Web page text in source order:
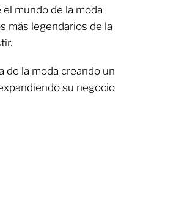
el mundo de la moda
más legendarios de la
de la moda creando un
su negocio